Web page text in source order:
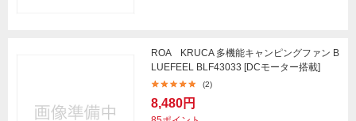
ROA KRUCA 多機能キャンピングファン B
LUEFEEL BLF43033 [DCモーター搭載]
(2)
8,480円